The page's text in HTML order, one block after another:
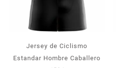
Jersey de Ciclismo
Estandar Hombre Caballero